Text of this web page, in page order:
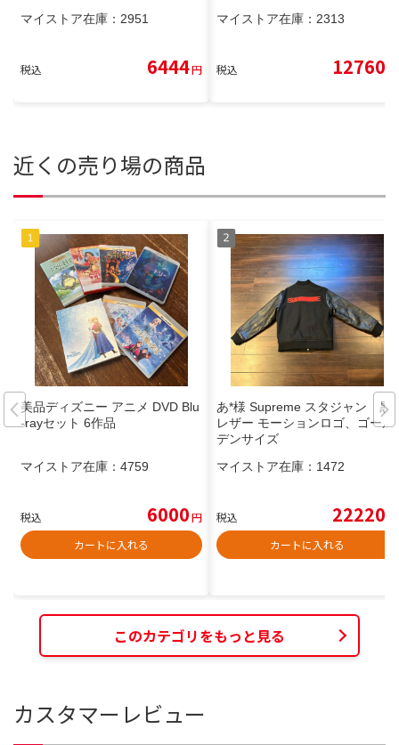
マイストア在庫： 2951
税込 6444円
マイストア在庫： 2313
税込 12760
近くの売り場の商品
美品ディズニー アニメ DVD Blu
-rayセット 6作品
マイストア在庫： 4759
税込 6000円
カートに入れる
あ*様 Supreme スタジャン 黒/
レザー モーションロゴ、ゴール
デンサイズ
マイストア在庫： 1472
税込 22220
カートに入れる
このカテゴリをもっと見る
カスタマーレビュー